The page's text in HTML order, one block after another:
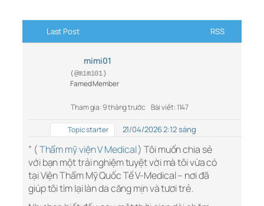
Last Post RSS
mimi01
(@mimi01)
Famed Member
Tham gia: 9 tháng trước Bài viết: 1147
Topic starter 21/04/2026 2:12 sáng
” (Thẩm mỹ viện V Medical) Tôi muốn chia sẻ
với bạn một trải nghiệm tuyệt vời mà tôi vừa có
tại Viện Thẩm Mỹ Quốc Tế V-Medical – nơi đã
giúp tôi tìm lại làn da căng mịn và tươi trẻ.